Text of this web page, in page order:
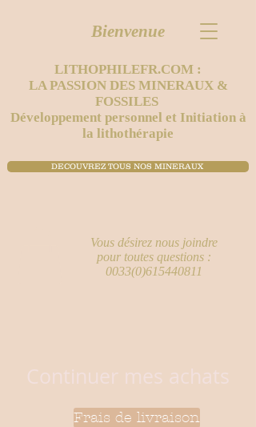
Vous désirez nous joindre
pour toutes questions :
0033(0)615440811
Bienvenue
LITHOPHILEFR.COM :
LA PASSION DES MINERAUX &
FOSSILES
Développement personnel et Initiation à
la lithothérapie
DECOUVREZ TOUS NOS MINERAUX ​
Continuer mes achats
Frais de livraison